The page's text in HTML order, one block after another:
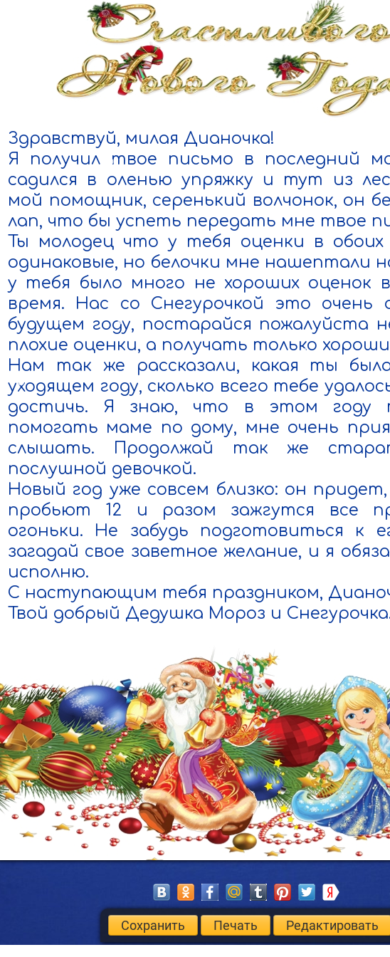
Здравствуй, милая Дианочка!
Я получил твое письмо в последний
садился в оленью упряжку и тут из
мой помощник, серенький волчонок, он
лап, что бы успеть передать мне твое
Ты молодец что у тебя оценки в обоих
одинаковые, но белочки мне нашептали
у тебя было много не хороших оценок в
время. Нас со Снегурочкой это очень
будущем году, постарайся пожалуйста
плохие оценки, а получать только
Нам так же рассказали, какая ты
уходящем году, сколько всего тебе
достичь. Я знаю, что в этом году
помогать маме по дому, мне очень
слышать. Продолжай так же
послушной девочкой.
Новый год уже совсем близко: он придет,
пробьют 12 и разом зажгутся все
огоньки. Не забудь подготовиться к
загадай свое заветное желание, и я
исполню.
С наступающим тебя праздником,
Твой добрый Дедушка Мороз и
Сохранить Печать Редактировать